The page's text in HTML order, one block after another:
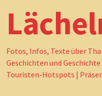
Fotos, Infos, Texte über
Geschichten und
Touristen-Hotspots |